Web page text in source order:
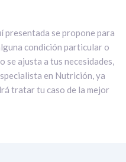
presentada se propone para
condición particular o
se ajusta a tus necesidades,
en Nutrición, ya
tratar tu caso de la mejor